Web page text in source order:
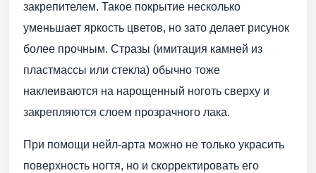
закрепителем. Такое покрытие несколько
уменьшает яркость цветов, но зато делает рисунок
более прочным. Стразы (имитация камней из
пластмассы или стекла) обычно тоже
наклеиваются на нарощенный ноготь сверху и
закрепляются слоем прозрачного лака.
При помощи нейл-арта можно не только украсить
поверхность ногтя, но и скорректировать его